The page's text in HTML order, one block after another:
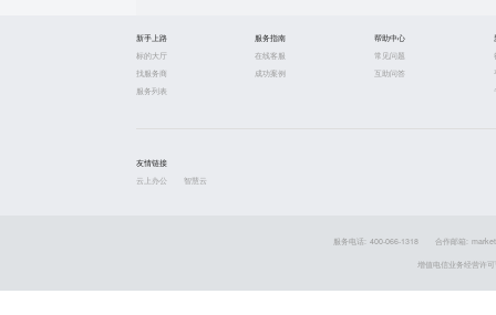
新手上路
标的大厅
找服务商
服务列表
服务指南
在线客服
成功案例
帮助中心
常见问题
互助问答
友情链接
云上办公
智慧云
服务电话: 400-066-1318 合作邮箱:
增值电信业务经营许